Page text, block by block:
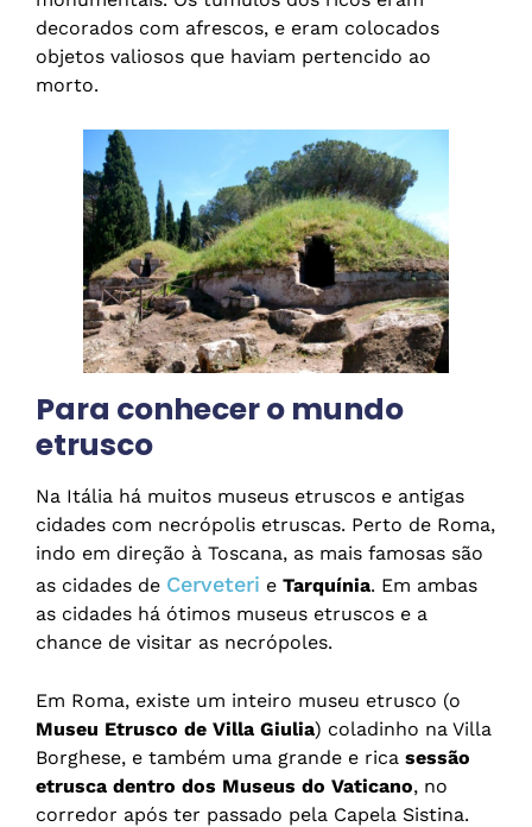
decorados com afrescos, e eram colocados
objetos valiosos que haviam pertencido ao
morto.
Para conhecer o mundo
etrusco
Na Itália há muitos museus etruscos e antigas
cidades com necrópolis etruscas. Perto de Roma,
indo em direção à Toscana, as mais famosas são
as cidades de Cerveteri e Tarquínia. Em ambas
as cidades há ótimos museus etruscos e a
chance de visitar as necrópoles.
Em Roma, existe um inteiro museu etrusco (o
Museu Etrusco de Villa Giulia) coladinho na Villa
Borghese, e também uma grande e rica sessão
etrusca dentro dos Museus do Vaticano, no
corredor após ter passado pela Capela Sistina.